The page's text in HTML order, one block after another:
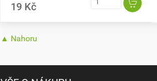
19 Kč
▲ Nahoru